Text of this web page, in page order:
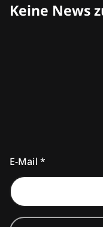
Keine News
E-Mail *